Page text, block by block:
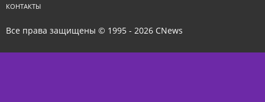
КОНТАКТЫ
Все права защищены © 1995 - 2026 CNews